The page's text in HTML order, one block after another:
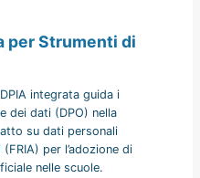
per Strumenti di
integrata guida i
dei dati (DPO) nella
su dati personali
per l’adozione di
nelle scuole.